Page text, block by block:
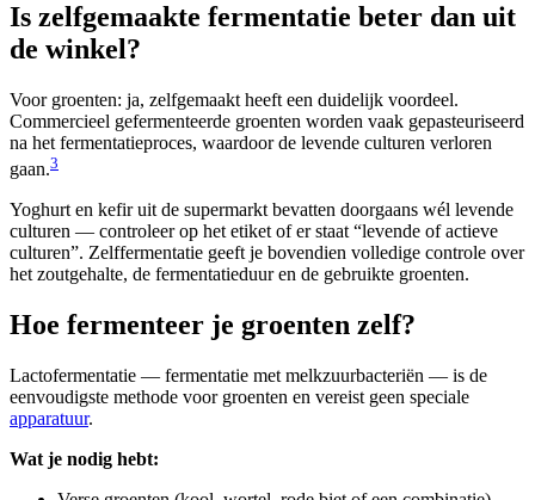
Is zelfgemaakte fermentatie beter dan uit
de winkel?
Voor groenten: ja, zelfgemaakt heeft een duidelijk voordeel.
Commercieel gefermenteerde groenten worden vaak gepasteuriseerd
na het fermentatieproces, waardoor de levende culturen verloren
gaan.3
Yoghurt en kefir uit de supermarkt bevatten doorgaans wél levende
culturen — controleer op het etiket of er staat “levende of actieve
culturen”. Zelffermentatie geeft je bovendien volledige controle over
het zoutgehalte, de fermentatieduur en de gebruikte groenten.
Hoe fermenteer je groenten zelf?
Lactofermentatie — fermentatie met melkzuurbacteriën — is de
eenvoudigste methode voor groenten en vereist geen speciale
apparatuur.
Wat je nodig hebt: